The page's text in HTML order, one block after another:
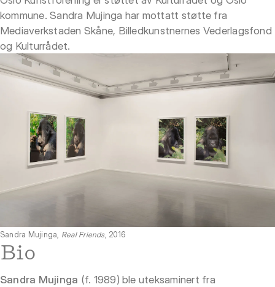
kommune. Sandra Mujinga har mottatt støtte fra
Mediaverkstaden Skåne, Billedkunstnernes Vederlagsfond
og Kulturrådet.
Sandra Mujinga, Real Friends, 2016
Bio
Sandra Mujinga (f. 1989) ble uteksaminert fra